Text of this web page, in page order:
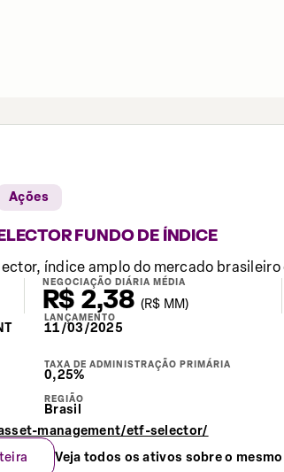
Ações
FUNDO DE ÍNDICE
índice amplo do mercado
NEGOCIAÇÃO DIÁRIA MÉDIA
R$ 2,38 (R$ MM)
LANÇAMENTO
11/03/2025
TAXA DE ADMINISTRAÇÃO PRIMÁRIA
0,25%
REGIÃO
Brasil
management/etf-selector/
Veja todos os ativos sobre o